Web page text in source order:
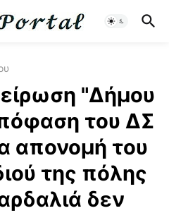
"Δήμου
του ΔΣ
απονομή του
της πόλης
δεν